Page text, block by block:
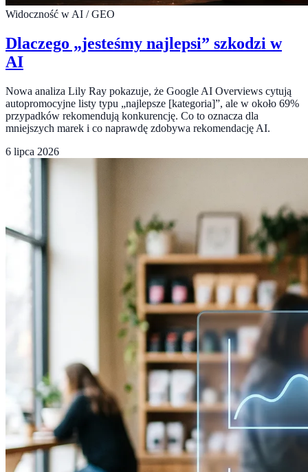
Widoczność w AI / GEO
Dlaczego „jesteśmy najlepsi” szkodzi w
AI
Nowa analiza Lily Ray pokazuje, że Google AI Overviews cytują
autopromocyjne listy typu „najlepsze [kategoria]”, ale w około 69%
przypadków rekomendują konkurencję. Co to oznacza dla
mniejszych marek i co naprawdę zdobywa rekomendację AI.
6 lipca 2026